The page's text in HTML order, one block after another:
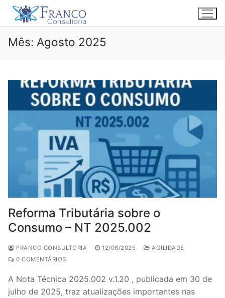
Saltar
para
Mês: Agosto 2025
Reforma Tributária sobre o
Consumo – NT 2025.002
FRANCO CONSULTORIA 12/08/2025
AGILIDADE
0 COMENTÁRIOS
A Nota Técnica 2025.002 v.1.20 , publicada em 30 de
julho de 2025, traz atualizações importantes nas